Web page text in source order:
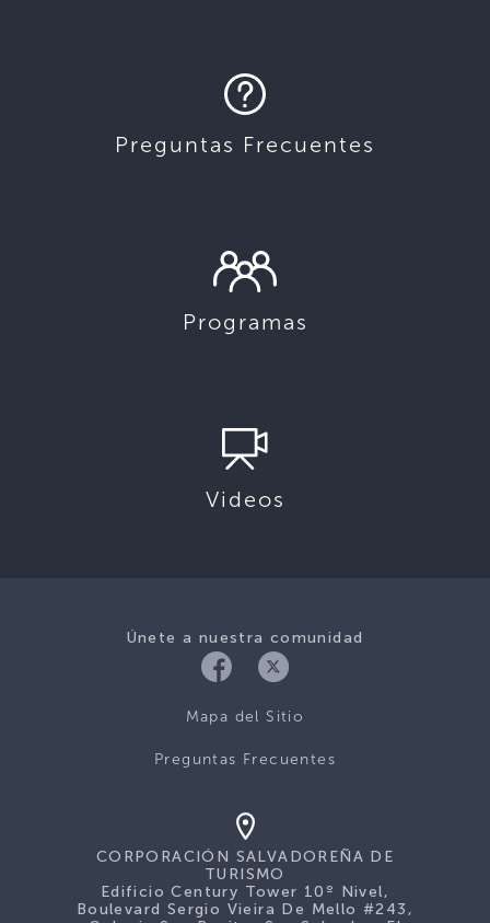
Preguntas Frecuentes
Programas
Videos
Únete a nuestra comunidad
Mapa del Sitio
Preguntas Frecuentes
CORPORACIÓN SALVADOREÑA DE
TURISMO
Edificio Century Tower 10º Nivel,
Boulevard Sergio Vieira De Mello #243,